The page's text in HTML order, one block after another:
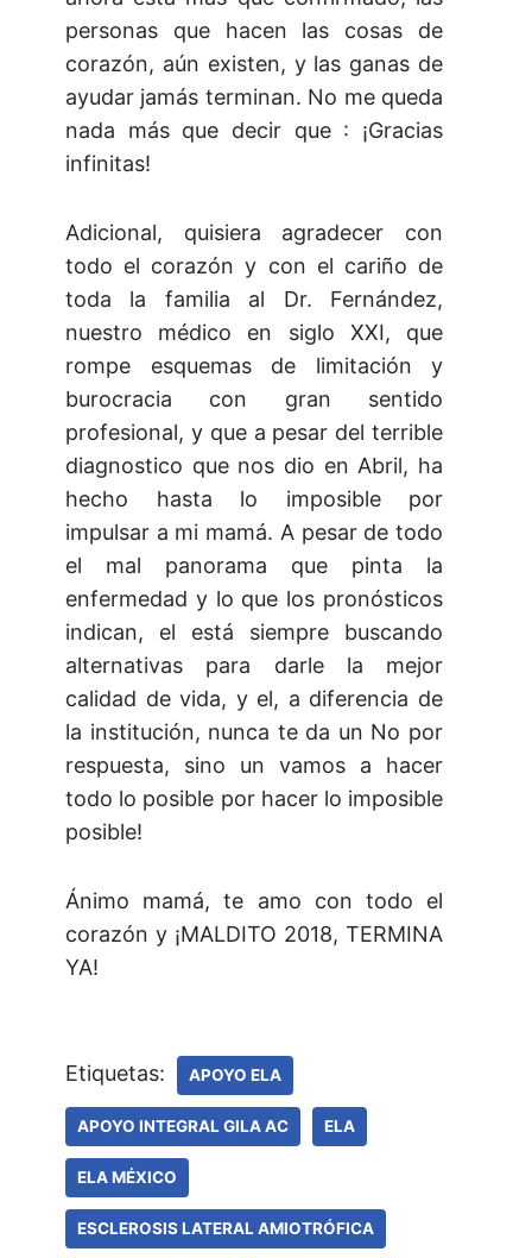
personas que hacen las cosas de
corazón, aún existen, y las ganas de
ayudar jamás terminan. No me queda
nada más que decir que : ¡Gracias
infinitas!
Adicional, quisiera agradecer con
todo el corazón y con el cariño de
toda la familia al Dr. Fernández,
nuestro médico en siglo XXI, que
rompe esquemas de limitación y
burocracia con gran sentido
profesional, y que a pesar del terrible
diagnostico que nos dio en Abril, ha
hecho hasta lo imposible por
impulsar a mi mamá. A pesar de todo
el mal panorama que pinta la
enfermedad y lo que los pronósticos
indican, el está siempre buscando
alternativas para darle la mejor
calidad de vida, y el, a diferencia de
la institución, nunca te da un No por
respuesta, sino un vamos a hacer
todo lo posible por hacer lo imposible
posible!
Ánimo mamá, te amo con todo el
corazón y ¡MALDITO 2018, TERMINA
YA!
Etiquetas: APOYO ELA
APOYO INTEGRAL GILA AC ELA
ELA MÉXICO
ESCLEROSIS LATERAL AMIOTRÓFICA